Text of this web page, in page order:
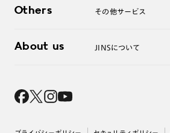
お問い合わせ
Others その他サービス
レンズ交換
About us JINSについて
採用情報